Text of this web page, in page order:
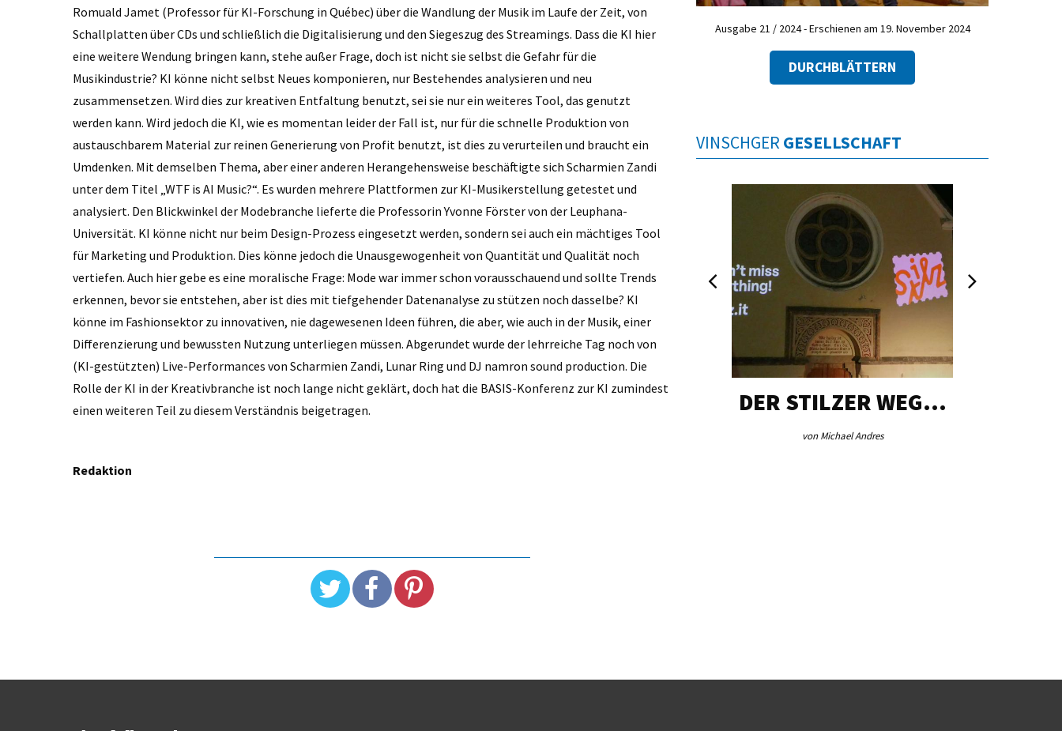
Romuald Jamet (Professor für KI-Forschung in Québec) über die Wandlung der Musik im Laufe der Zeit, von
Schallplatten über CDs und schließlich die Digitalisierung und den Siegeszug des Streamings. Dass die KI hier
eine weitere Wendung bringen kann, stehe außer Frage, doch ist nicht sie selbst die Gefahr für die
Musikindustrie? KI könne nicht selbst Neues komponieren, nur Bestehendes analysieren und neu
zusammensetzen. Wird dies zur kreativen Entfaltung benutzt, sei sie nur ein weiteres Tool, das genutzt
werden kann. Wird jedoch die KI, wie es momentan leider der Fall ist, nur für die schnelle Produktion von
austauschbarem Material zur reinen Generierung von Profit benutzt, ist dies zu verurteilen und braucht ein
Umdenken. Mit demselben Thema, aber einer anderen Herangehensweise beschäftigte sich Scharmien Zandi
unter dem Titel „WTF is AI Music?“. Es wurden mehrere Plattformen zur KI-Musikerstellung getestet und
analysiert. Den Blickwinkel der Modebranche lieferte die Professorin Yvonne Förster von der Leuphana-
Universität. KI könne nicht nur beim Design-Prozess eingesetzt werden, sondern sei auch ein mächtiges Tool
für Marketing und Produktion. Dies könne jedoch die Unausgewogenheit von Quantität und Qualität noch
vertiefen. Auch hier gebe es eine moralische Frage: Mode war immer schon vorausschauend und sollte Trends
erkennen, bevor sie entstehen, aber ist dies mit tiefgehender Datenanalyse zu stützen noch dasselbe? KI
könne im Fashionsektor zu innovativen, nie dagewesenen Ideen führen, die aber, wie auch in der Musik, einer
Differenzierung und bewussten Nutzung unterliegen müssen. Abgerundet wurde der lehrreiche Tag noch von
(KI-gestützten) Live-Performances von Scharmien Zandi, Lunar Ring und DJ namron sound production. Die
Rolle der KI in der Kreativbranche ist noch lange nicht geklärt, doch hat die BASIS-Konferenz zur KI zumindest
einen weiteren Teil zu diesem Verständnis beigetragen.
Redaktion
Ausgabe 21 / 2024 - Erschienen am 19. November 2024
DURCHBLÄTTERN
VINSCHGER GESELLSCHAFT
DER STILZER WEG…
von Michael Andres